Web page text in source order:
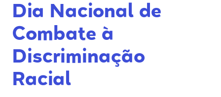
Dia Nacional de
Combate à
Discriminação
Racial